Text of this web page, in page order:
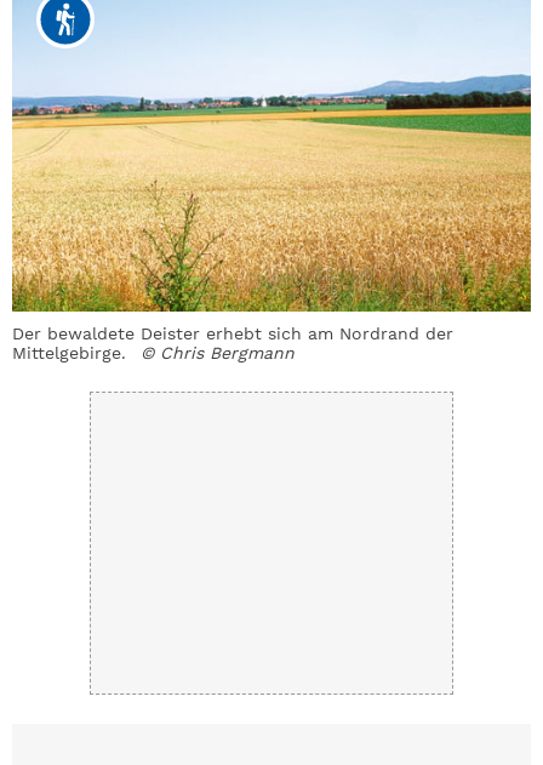
Der bewaldete Deister erhebt sich am Nordrand der
Mittelgebirge.
© Chris Bergmann